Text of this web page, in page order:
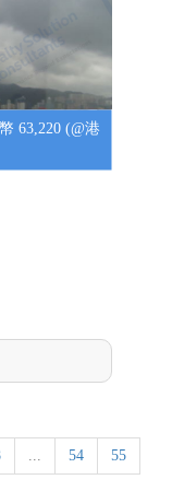
63,220 (@港
... 54 55